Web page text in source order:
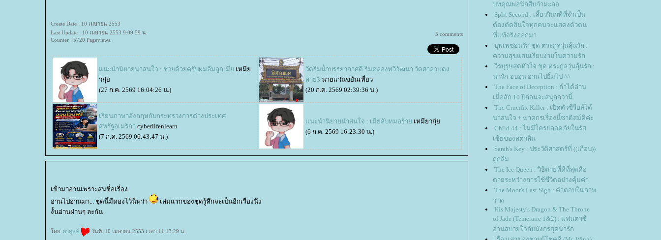
Create Date : 10 เมษายน 2553
Last Update : 10 เมษายน 2553 9:09:59 น.
Counter : 5720 Pageviews.
5 comments
นะนำนิยายน่าสนใจ : ช่วยด้วยครับผมลืมลูกเมี เหมี
วกุ่
(27 ก.ค. 2569 16:04:26 น.)
วัดริมน้ำบรรยากาศดี ริมคลองทวีวัฒนา วัดศาลาแดง
สาย3 นายแว่นขยันเที่ยว
(20 ก.ค. 2569 02:39:36 น.)
เรียนภาษาอังกฤษกับกระทรวงการต่างประเทศ
สหรัฐอเมริกา cyberlifenlearn
(7 ก.ค. 2569 06:43:47 น.)
นะนำนิยายน่าสนใจ : เมียลับหมอร้า เหมียวกุ่
(6 ก.ค. 2569 16:23:30 น.)
เข้ามาอ่านเพราะสนชื่อเรื่อง
อ่านไปอ่านมา... ชุดนี้มีดองไว้นี่หว่า
เล่มแรกของชุดรู้สึกจะเป็นอีกเรื่องนึง
งั้นอ่านผ่านๆ ละกัน
ดย: าคูลท์ วันที่: 10 เมษายน 2553 เวลา:11:13:29 น.
บทคุณพ่อนักสืบกำมะลอ
Split Second : เสี้ยววินาทีที่จำเป็น
ต้องตัดสินใจทุกคนจะแสดงตัวตน
ที่แท้จริงออกมา
บุพเพซ่อนรัก ชุด ตระกูลวุ่นลุ้นรัก :
ความสุขแสนเรียบง่ายในความรัก
วีรบุรุษสุดหัวใจ ชุด ตระกูลวุ่นลุ้นรัก :
น่ารัก-อบอุ่น อ่านไปยิ้มไป ^^
The Face of Deception : ถ้าได้อ่าน
เมื่อสัก 10 ปีก่อนจะสนุกกว่านี้
The Crucifix Killer : เปิดตัวซีรียส์ได้
น่าสนใจ + ฆาตกรเรื่องนี้ซาดิสม์ดีค่ะ
Child 44 : ไม่มีใครปลอดภัยในรัส
เซียของสตาลิน
Sarah's Key : ประวัติศาสตร์ที่ ((เกือบ))
ถูกลืม
The Ice Queen : วิธีตายที่ดีที่สุดคือ
ตายระหว่างการใช้ชีวิตอย่างคุ้มค่า
The Moor's Last Sigh : คำตอบในภาพ
วาด
His Majesty's Dragon & The Throne
of Jade (Temeraire 1&2) : แฟนตาซี
อ่านสบายใจกับมังกรสุดน่ารัก